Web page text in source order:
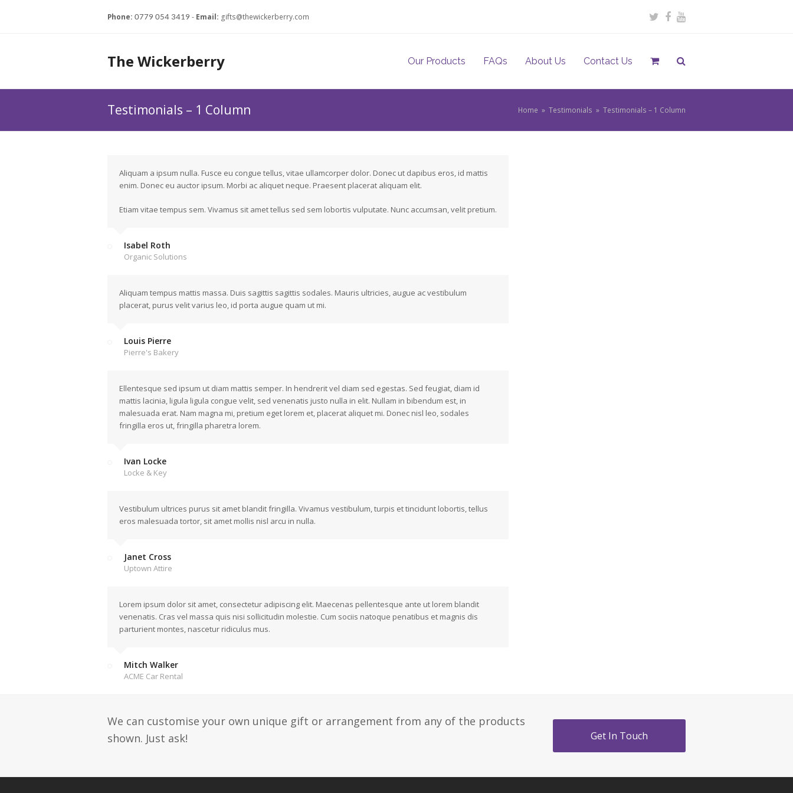
Phone: 0779 054 3419 - Email: gifts@thewickerberry.com Twitter
Facebook
Youtube
The Wickerberry Our Products FAQs About Us Contact Us
Testimonials – 1 Column Home » Testimonials » Testimonials – 1 Column
Aliquam a ipsum nulla. Fusce eu congue tellus, vitae ullamcorper dolor. Donec ut dapibus eros, id mattis
enim. Donec eu auctor ipsum. Morbi ac aliquet neque. Praesent placerat aliquam elit.
Etiam vitae tempus sem. Vivamus sit amet tellus sed sem lobortis vulputate. Nunc accumsan, velit pretium.
Isabel Roth
Organic Solutions
Aliquam tempus mattis massa. Duis sagittis sagittis sodales. Mauris ultricies, augue ac vestibulum
placerat, purus velit varius leo, id porta augue quam ut mi.
Louis Pierre
Pierre's Bakery
Ellentesque sed ipsum ut diam mattis semper. In hendrerit vel diam sed egestas. Sed feugiat, diam id
mattis lacinia, ligula ligula congue velit, sed venenatis justo nulla in elit. Nullam in bibendum est, in
malesuada erat. Nam magna mi, pretium eget lorem et, placerat aliquet mi. Donec nisl leo, sodales
fringilla eros ut, fringilla pharetra lorem.
Ivan Locke
Locke & Key
Vestibulum ultrices purus sit amet blandit fringilla. Vivamus vestibulum, turpis et tincidunt lobortis, tellus
eros malesuada tortor, sit amet mollis nisl arcu in nulla.
Janet Cross
Uptown Attire
Lorem ipsum dolor sit amet, consectetur adipiscing elit. Maecenas pellentesque ante ut lorem blandit
venenatis. Cras vel massa quis nisi sollicitudin molestie. Cum sociis natoque penatibus et magnis dis
parturient montes, nascetur ridiculus mus.
Mitch Walker
ACME Car Rental
We can customise your own unique gift or arrangement from any of the products
shown. Just ask!
Get In Touch